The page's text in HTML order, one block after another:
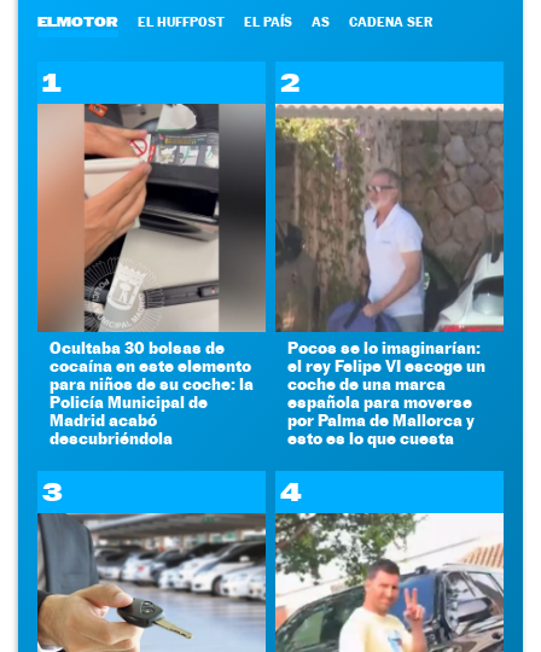
ELMOTOR EL HUFFPOST EL PAÍS AS CADENA SER
1
Ocultaba 30 bolsas de
cocaína en este elemento
para niños de su coche: la
Policía Municipal de
Madrid acabó
descubriéndola
2
Pocos se lo imaginarían:
el rey Felipe VI escoge un
coche de una marca
española para moverse
por Palma de Mallorca y
esto es lo que cuesta
3 4